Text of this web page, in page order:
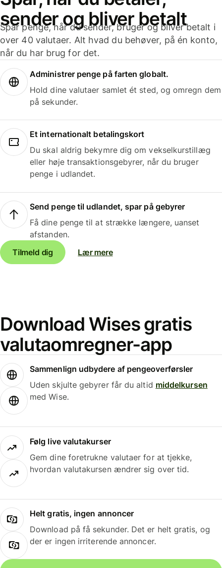
sender og bliver betalt
Spar penge, når du sender, bruger og bliver betalt i
over 40 valutaer. Alt hvad du behøver, på én konto,
når du har brug for det.
Administrer penge på farten globalt.
Hold dine valutaer samlet ét sted, og omregn dem
på sekunder.
Et internationalt betalingskort
Du skal aldrig bekymre dig om vekselkurstillæg
eller høje transaktionsgebyrer, når du bruger
penge i udlandet.
Send penge til udlandet, spar på gebyrer
Få dine penge til at strække længere, uanset
afstanden.
Tilmeld dig
Lær mere
Download Wises gratis
valutaomregner-app
Sammenlign udbydere af pengeoverførsler
Uden skjulte gebyrer får du altid middelkursen
med Wise.
Følg live valutakurser
Gem dine foretrukne valutaer for at tjekke,
hvordan valutakursen ændrer sig over tid.
Helt gratis, ingen annoncer
Download på få sekunder. Det er helt gratis, og
der er ingen irriterende annoncer.